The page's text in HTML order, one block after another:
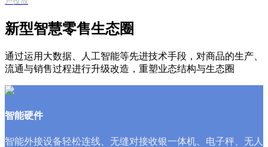
新型智慧零售生态圈
通过运用大数据、人工智能等先进技术手段，对商品的生产、
流通与销售过程进行升级改造，重塑业态结构与生态圈
智能硬件
智能外接设备轻松连线、无缝对接收银一体机、电子秤、无人